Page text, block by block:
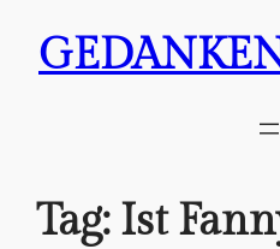
Tag: Ist